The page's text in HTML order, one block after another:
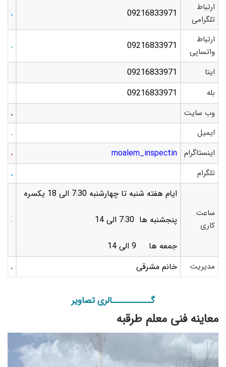
ارتباط
تلگرامی
09216833971
ارتباط
واتساپی
09216833971
ایتا 09216833971
بله 09216833971
وب سایت
ایمیل
اینستاگرام moalem_inspectin
تلگرام
ساعت
کاری
ایام هفته شنبه تا چهارشنبه 7:30 الی 18 یکسره
پنجشنبه ها 7:30 الی 14
جمعه ها 9 الی 14
مدیریت خانم مشرقی
گـــــــــــالری تصاویر
معاینه فنی معلم طرقبه